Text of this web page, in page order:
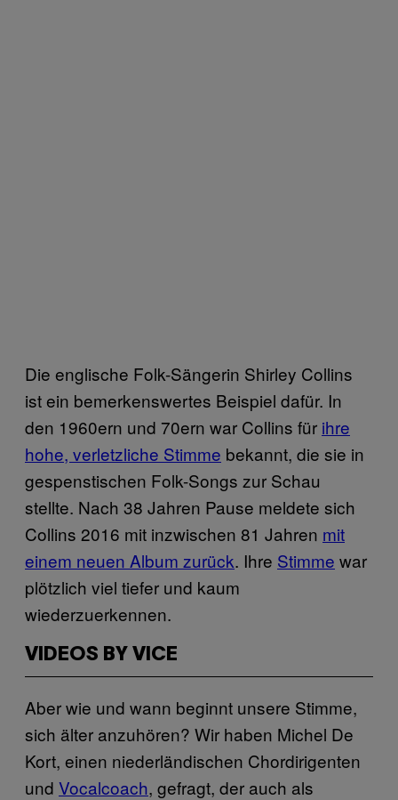
Die englische Folk-Sängerin Shirley Collins
ist ein bemerkenswertes Beispiel dafür. In
den 1960ern und 70ern war Collins für ihre
hohe, verletzliche Stimme bekannt, die sie in
gespenstischen Folk-Songs zur Schau
stellte. Nach 38 Jahren Pause meldete sich
Collins 2016 mit inzwischen 81 Jahren mit
einem neuen Album zurück. Ihre Stimme war
plötzlich viel tiefer und kaum
wiederzuerkennen.
VIDEOS BY VICE
Aber wie und wann beginnt unsere Stimme,
sich älter anzuhören? Wir haben Michel De
Kort, einen niederländischen Chordirigenten
und Vocalcoach, gefragt, der auch als